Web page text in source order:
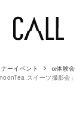
ーイベント
α体験会
スイーツ撮影会